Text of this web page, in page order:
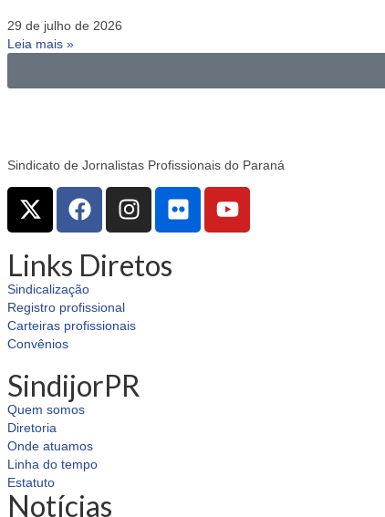
29 de julho de 2026
Leia mais »
Sindicato de Jornalistas Profissionais do Paraná
Links Diretos
Sindicalização
Registro profissional
Carteiras profissionais
Convênios
SindijorPR
Quem somos
Diretoria
Onde atuamos
Linha do tempo
Estatuto
Notícias